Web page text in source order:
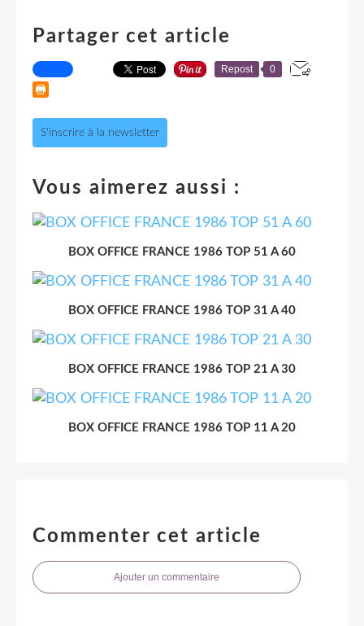
Partager cet article
Repost 0
S'inscrire à la newsletter
Vous aimerez aussi :
BOX OFFICE FRANCE 1986 TOP 51 A 60
BOX OFFICE FRANCE 1986 TOP 31 A 40
BOX OFFICE FRANCE 1986 TOP 21 A 30
BOX OFFICE FRANCE 1986 TOP 11 A 20
Commenter cet article
Ajouter un commentaire